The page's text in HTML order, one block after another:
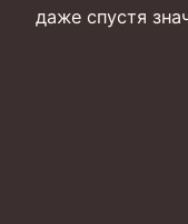
даже спустя